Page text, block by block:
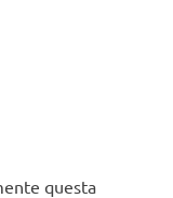
questa